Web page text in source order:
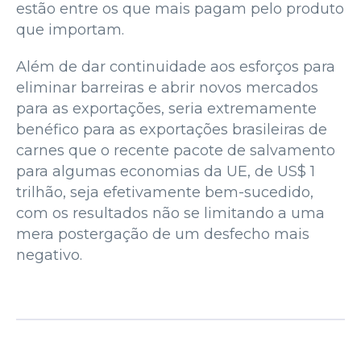
estão entre os que mais pagam pelo produto
que importam.
Além de dar continuidade aos esforços para
eliminar barreiras e abrir novos mercados
para as exportações, seria extremamente
benéfico para as exportações brasileiras de
carnes que o recente pacote de salvamento
para algumas economias da UE, de US$ 1
trilhão, seja efetivamente bem-sucedido,
com os resultados não se limitando a uma
mera postergação de um desfecho mais
negativo.